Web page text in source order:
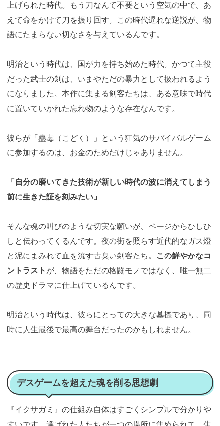
上げられた時代。もう刀なんて不要という空気の中で、あ
えて命をかけて刀を振り回す。この時代遅れな逆説が、物
語にたまらない切なさを与えているんです。
明治という時代は、国が力を持ち始めた時代。かつて主役
だった武士の剣は、いまやただの暴力として扱われるよう
になりました。本作に集まる剣客たちは、ある意味で時代
に置いていかれた忘れ物のような存在なんです。
彼らが「蠱毒（こどく）」という狂気のサバイバルゲーム
に参加するのは、お金のためだけじゃありません。
「自分の磨いてきた技術が新しい時代の波に消えてしまう
前に生きた証を刻みたい」
そんな魂の叫びのような切実な願いが、ページからひしひ
しと伝わってくるんです。夜の街を照らす近代的なガス燈
と泥にまみれて血を流す古臭い剣客たち。 この鮮やかなコ
ントラスト が、物語をただの格闘モノではなく、唯一無二
の歴史ドラマに仕上げているんです。
明治という時代は、彼らにとっての大きな墓標であり、同
時に人生最後で最高の舞台だったのかもしれません。
デスゲームを超えた魂を削る思想劇
『イクサガミ』の仕組み自体はすごくシンプルで分かりや
すいです。選ばれた人たちが一つの場所に集められて、生